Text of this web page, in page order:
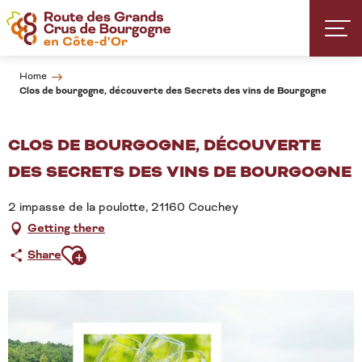
Aller
au
contenu
Home
Clos de bourgogne, découverte des Secrets des vins de Bourgogne
CLOS DE BOURGOGNE, DÉCOUVERTE
DES SECRETS DES VINS DE BOURGOGNE
2 impasse de la poulotte, 21160 Couchey
Getting there
ShareAjouter aux favoris